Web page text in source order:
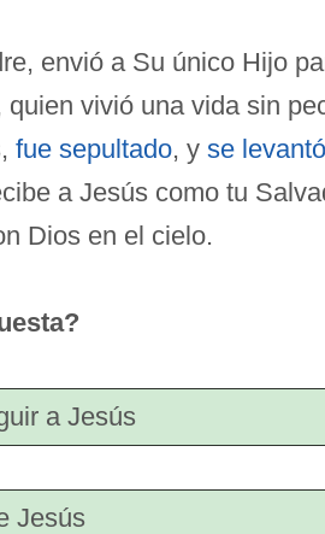
envió a Su único Hijo
vivió una vida sin
fue sepultado, y se
a Jesús como tu
Dios en el cielo.
a Jesús
Jesús